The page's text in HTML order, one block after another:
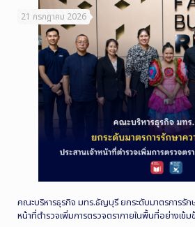
21 กรกฎาคม 2026
คณะบริหารธุรกิจ มทร.ธัญบุรี ยกระดับมาตรการรัก
หน้าที่ตำรวจเพิ่มการตรวจตราภายในพื้นที่อย่างเข้ม